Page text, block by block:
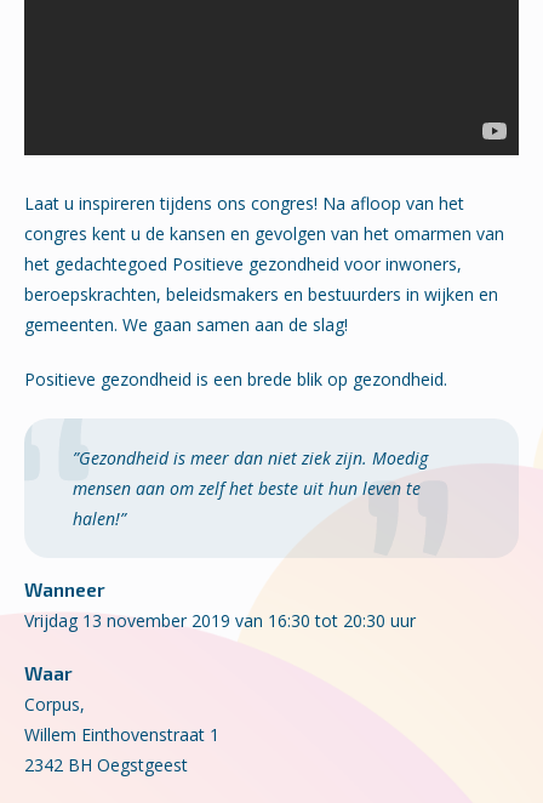
Laat u inspireren tijdens ons congres! Na afloop van het
congres kent u de kansen en gevolgen van het omarmen van
het gedachtegoed Positieve gezondheid voor inwoners,
beroepskrachten, beleidsmakers en bestuurders in wijken en
gemeenten. We gaan samen aan de slag!
Positieve gezondheid is een brede blik op gezondheid.
”Gezondheid is meer dan niet ziek zijn. Moedig
mensen aan om zelf het beste uit hun leven te
halen!”
Wanneer
Vrijdag 13 november 2019 van 16:30 tot 20:30 uur
Waar
Corpus,
Willem Einthovenstraat 1
2342 BH Oegstgeest